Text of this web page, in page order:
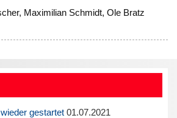
Maximilian Schmidt, Ole Bratz
gestartet 01.07.2021